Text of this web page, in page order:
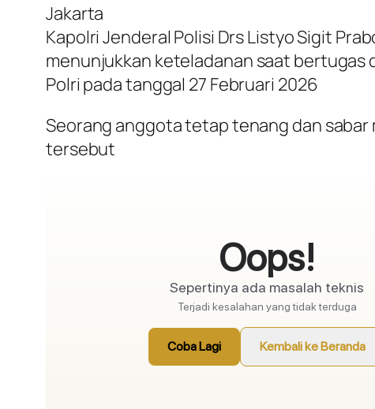
Jakarta
Kapolri Jenderal Polisi Drs Listyo Sigit
menunjukkan keteladanan saat bertugas
Polri pada tanggal 27 Februari 2026
Seorang anggota tetap tenang dan sabar
tersebut